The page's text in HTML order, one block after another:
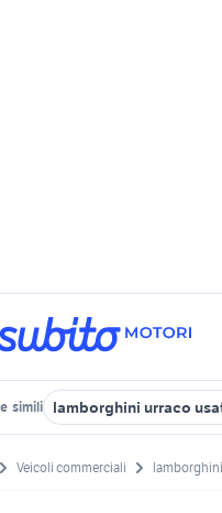
simili lamborghini urraco
Veicoli commerciali